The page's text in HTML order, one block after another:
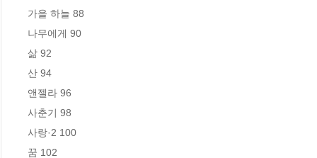
가을 하늘 88
나무에게 90
삶 92
산 94
앤젤라 96
사춘기 98
사랑·2 100
꿈 102